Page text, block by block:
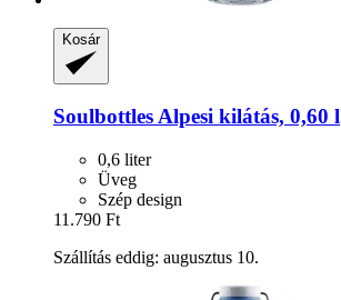
Kosár
SoulbottlesAlpesi kilátás, 0,60 l
0,6 liter
Üveg
Szép design
11.790 Ft
Szállítás eddig: augusztus 10.